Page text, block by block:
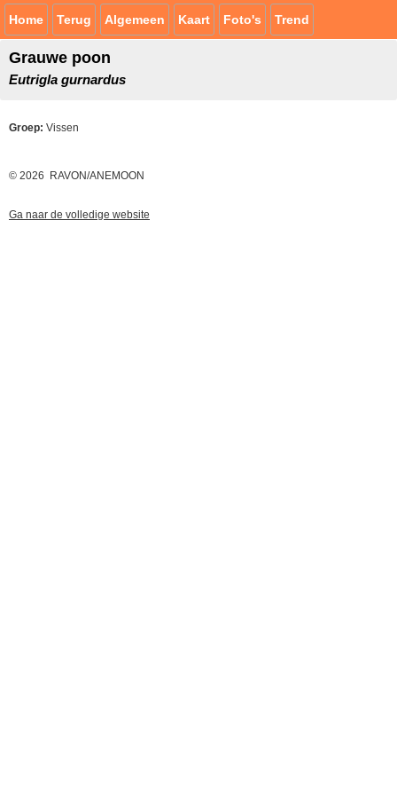
Home Terug Algemeen Kaart Foto's Trend
Grauwe poon
Eutrigla gurnardus
Groep: Vissen
© 2026 RAVON/ANEMOON
Ga naar de volledige website